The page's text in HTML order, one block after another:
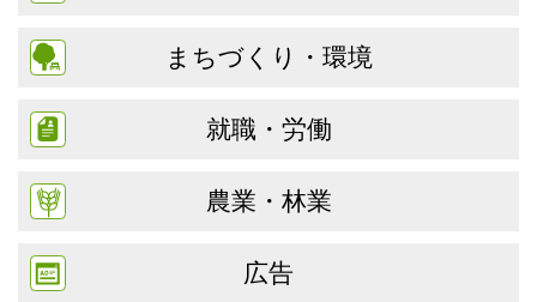
まちづくり・環境
就職・労働
農業・林業
広告